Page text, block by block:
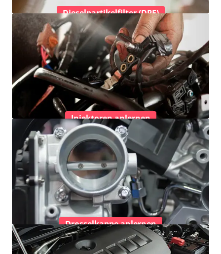
Dieselpartikelfilter (DPF)
Injektoren anlernen
Drosselkappe anlernen